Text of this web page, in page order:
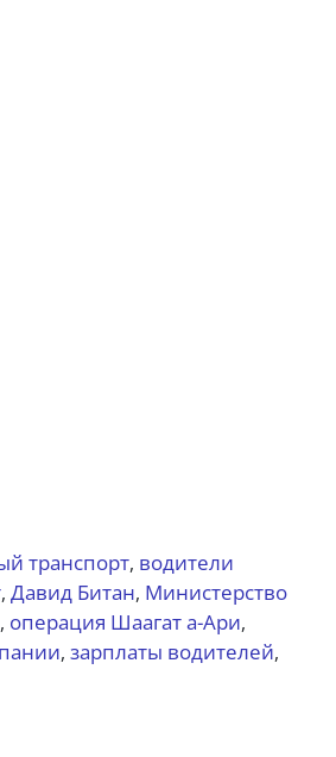
транспорт, водители
, Давид Битан, Министерство
, операция Шаагат а-Ари,
, зарплаты водителей,